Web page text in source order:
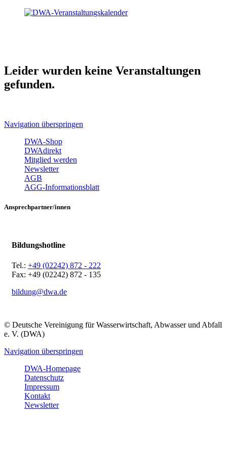
Leider wurden keine Veranstaltungen
gefunden.
Navigation überspringen
DWA-Shop
DWAdirekt
Mitglied werden
Newsletter
AGB
AGG-Informationsblatt
Ansprechpartner/innen
Bildungshotline
Tel.: +49 (02242) 872 - 222
Fax: +49 (02242) 872 - 135
bildung@dwa.de
© Deutsche Vereinigung für Wasserwirtschaft, Abwasser und Abfall
e. V. (DWA)
Navigation überspringen
DWA-Homepage
Datenschutz
Impressum
Kontakt
Newsletter